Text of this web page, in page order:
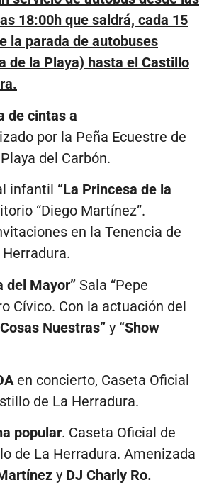
18:00h que saldrá, cada 15
la parada de autobuses
de la Playa) hasta el Castillo
de cintas a
por la Peña Ecuestre de
del Carbón.
infantil “La Princesa de la
“Diego Martínez”.
en la Tenencia de
del Mayor” Sala “Pepe
Cívico. Con la actuación del
Cosas Nuestras” y “Show
en concierto, Caseta Oficial
de La Herradura.
popular. Caseta Oficial de
de La Herradura. Amenizada
y DJ Charly Ro.